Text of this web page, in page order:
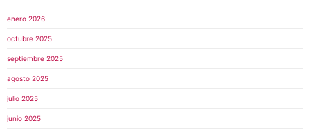
enero 2026
octubre 2025
septiembre 2025
agosto 2025
julio 2025
junio 2025